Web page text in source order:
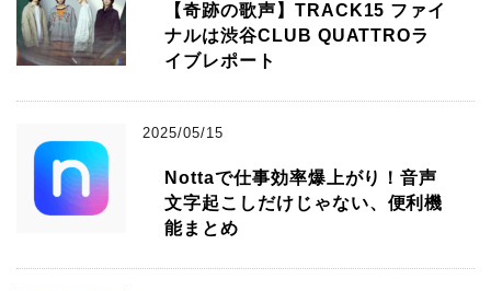
【奇跡の歌声】TRACK15 ファイ
ナルは渋谷CLUB QUATTROラ
イブレポート
2025/05/15
Nottaで仕事効率爆上がり！音声
文字起こしだけじゃない、便利機
能まとめ